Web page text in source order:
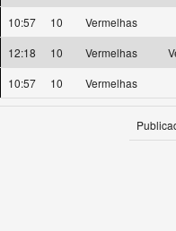
10:57
10
Vermelhas
12:18
10 Vermelhas
10:57
10 Vermelhas